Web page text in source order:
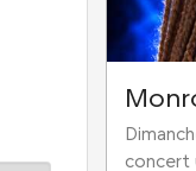
concert